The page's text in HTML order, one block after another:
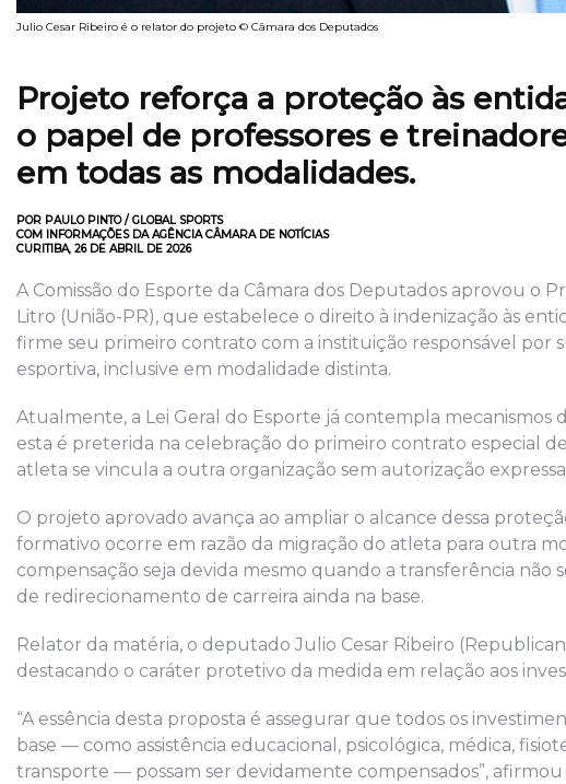
Julio Cesar Ribeiro é o relator do projeto © Câmara dos Deputados
Projeto reforça a proteção às
o papel de professores e
em todas as modalidades.
POR PAULO PINTO / GLOBAL SPORTS
COM INFORMAÇÕES DA AGÊNCIA CÂMARA DE NOTÍCIAS
CURITIBA, 26 DE ABRIL DE 2026
A Comissão do Esporte da Câmara dos Deputados aprovou o
Litro (União-PR), que estabelece o direito à indenização às
firme seu primeiro contrato com a instituição responsável por
esportiva, inclusive em modalidade distinta.
Atualmente, a Lei Geral do Esporte já contempla
esta é preterida na celebração do primeiro contrato especial
atleta se vincula a outra organização sem autorização
O projeto aprovado avança ao ampliar o alcance dessa
formativo ocorre em razão da migração do atleta para outra
compensação seja devida mesmo quando a transferência
de redirecionamento de carreira ainda na base.
Relator da matéria, o deputado Julio Cesar Ribeiro
destacando o caráter protetivo da medida em relação aos
“A essência desta proposta é assegurar que todos os
base — como assistência educacional, psicológica, médica,
transporte — possam ser devidamente compensados”,